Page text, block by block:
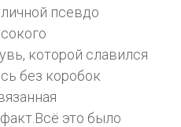
псевдо
которой славился
без коробок
это было